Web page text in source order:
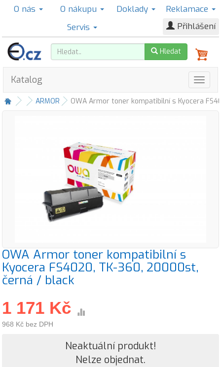
O nás O nákupu Doklady
Reklamace
Servis
Přihlášení
Hledat
Katalog
ARMOR OWA Armor toner kompatibilní s Kyocera
OWA Armor toner kompatibilní s
Kyocera FS4020, TK-360, 20000st,
černá / black
1 171 Kč
968 Kč bez DPH
Neaktuální produkt!
Nelze objednat.